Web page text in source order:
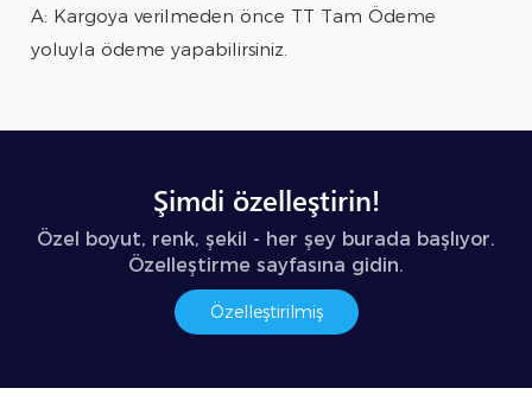
A: Kargoya verilmeden önce TT Tam Ödeme
yoluyla ödeme yapabilirsiniz.
Şimdi özelleştirin!
Özel boyut, renk, şekil - her şey burada başlıyor.
Özelleştirme sayfasına gidin.
Özelleştirilmiş